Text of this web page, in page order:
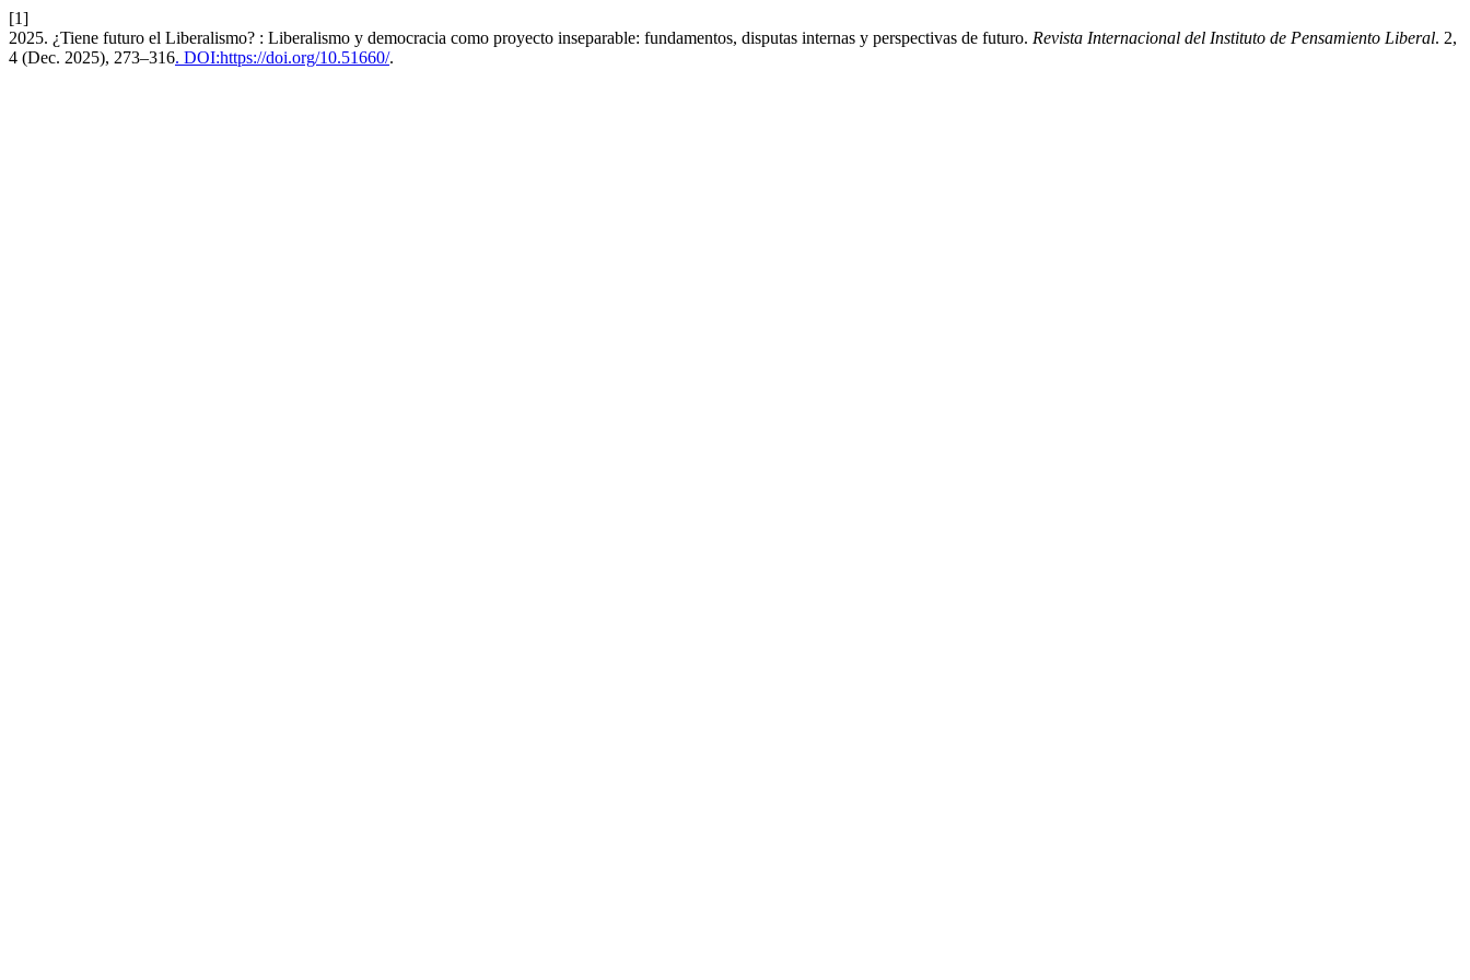
[1]
2025. ¿Tiene futuro el Liberalismo? : Liberalismo y democracia como proyecto inseparable: fundamentos, disputas internas y perspectivas de futuro. Revista Internacional del Instituto de Pensamiento Liberal. 2,
4 (Dec. 2025), 273–316. DOI:https://doi.org/10.51660/.